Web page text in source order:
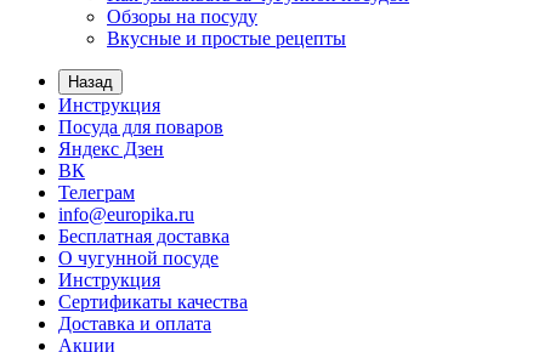
Обзоры на посуду
Вкусные и простые рецепты
Назад
Инструкция
Посуда для поваров
Яндекс Дзен
ВК
Телеграм
info@europika.ru
Бесплатная доставка
О чугунной посуде
Инструкция
Сертификаты качества
Доставка и оплата
Акции